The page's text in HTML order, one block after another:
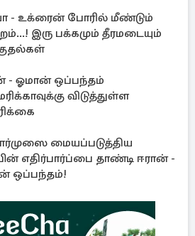
- உக்ரைன் போரில் மீண்டும்
இரு பக்கமும் தீரமடையும்
- ஓமான் ஒப்பந்தம்
விடுத்துள்ள
மையப்படுத்திய
எதிர்பார்ப்பை தாண்டி ஈரான் -
ஒப்பந்தம்!